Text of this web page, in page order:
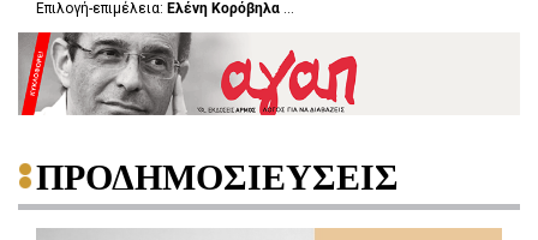
Επιλογή-επιμέλεια: Ελένη Κορόβηλα ...
ΠΡΟΔΗΜΟΣΙΕΥΣΕΙΣ